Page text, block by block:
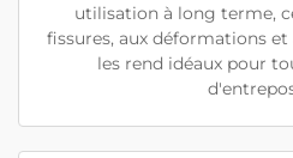
utilisation à long terme,
fissures, aux déformations
les rend idéaux pour